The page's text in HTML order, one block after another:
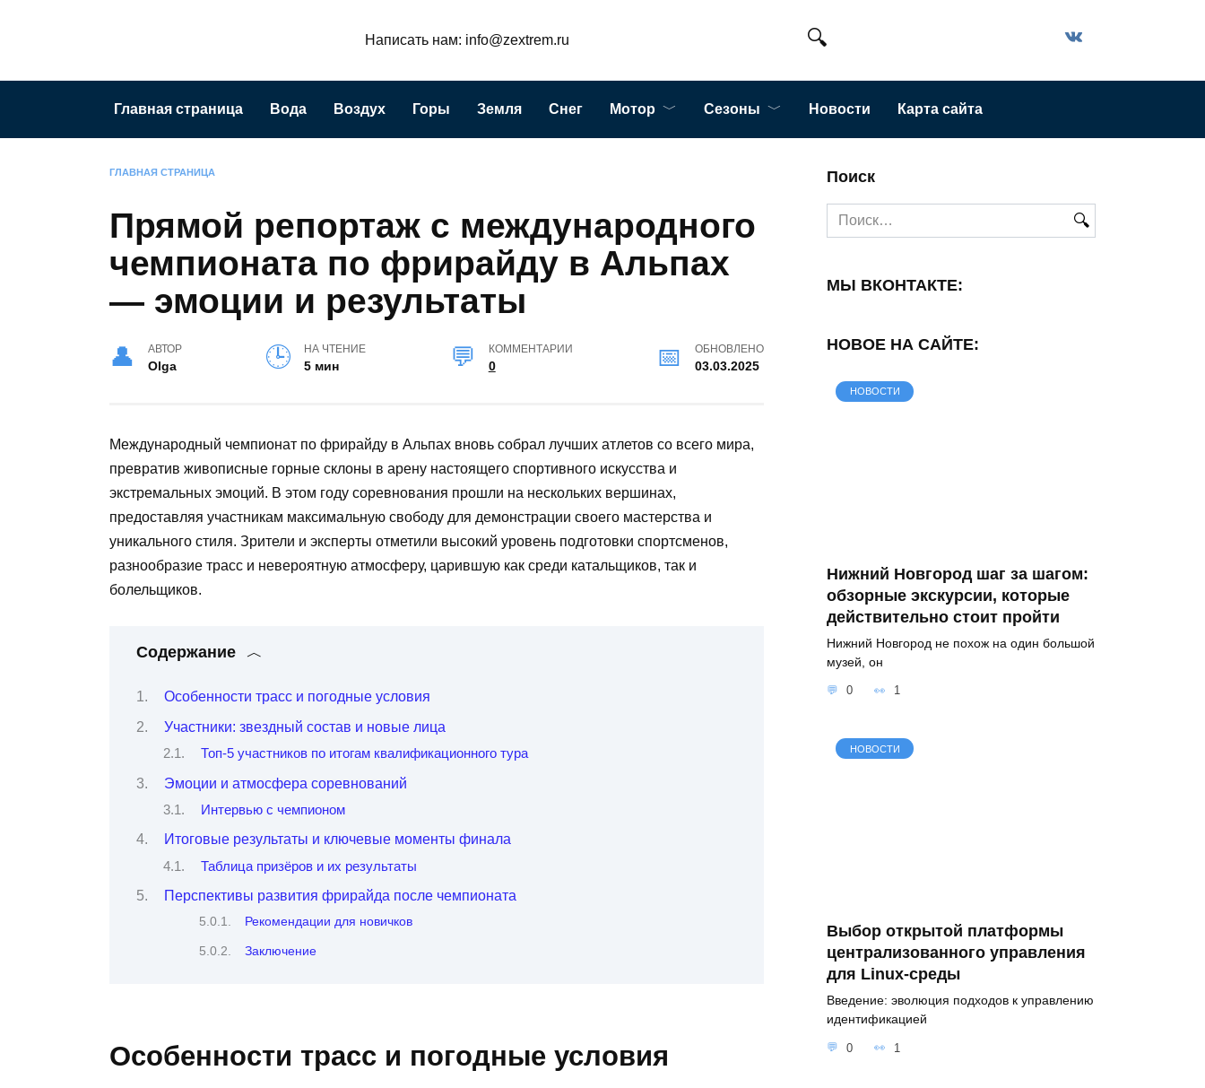
Написать нам: info@zextrem.ru
Главная страница Вода Воздух Горы Земля Снег Мотор Сезоны Новости Карта сайта
ГЛАВНАЯ СТРАНИЦА
Прямой репортаж с международного
чемпионата по фрирайду в Альпах
— эмоции и результаты
АВТОР
Olga
НА ЧТЕНИЕ
5 мин
КОММЕНТАРИИ
0
ОБНОВЛЕНО
03.03.2025
Международный чемпионат по фрирайду в Альпах вновь собрал лучших атлетов со всего мира,
превратив живописные горные склоны в арену настоящего спортивного искусства и
экстремальных эмоций. В этом году соревнования прошли на нескольких вершинах,
предоставляя участникам максимальную свободу для демонстрации своего мастерства и
уникального стиля. Зрители и эксперты отметили высокий уровень подготовки спортсменов,
разнообразие трасс и невероятную атмосферу, царившую как среди катальщиков, так и
болельщиков.
Содержание
Особенности трасс и погодные условия
Участники: звездный состав и новые лица
Топ-5 участников по итогам квалификационного тура
Эмоции и атмосфера соревнований
Интервью с чемпионом
Итоговые результаты и ключевые моменты финала
Таблица призёров и их результаты
Перспективы развития фрирайда после чемпионата
Рекомендации для новичков
Заключение
Особенности трасс и погодные условия
Поиск
Search
for:
МЫ ВКОНТАКТЕ:
НОВОЕ НА САЙТЕ:
НОВОСТИ
Нижний Новгород шаг за шагом:
обзорные экскурсии, которые
действительно стоит пройти
Нижний Новгород не похож на один большой
музей, он
0 1
НОВОСТИ
Выбор открытой платформы
централизованного управления
для Linux-среды
Введение: эволюция подходов к управлению
идентификацией
0 1